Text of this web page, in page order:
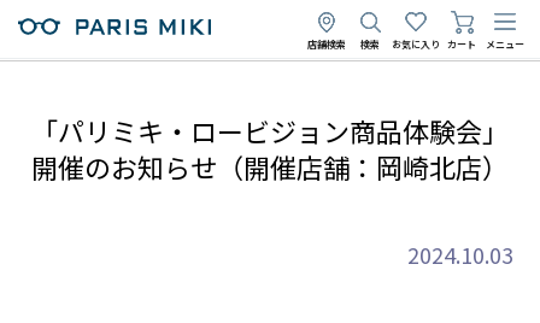
店舗検索 検索 お気に入り カート メニュー
「パリミキ・ロービジョン商品体験会」
開催のお知らせ（開催店舗：岡崎北店）
2024.10.03